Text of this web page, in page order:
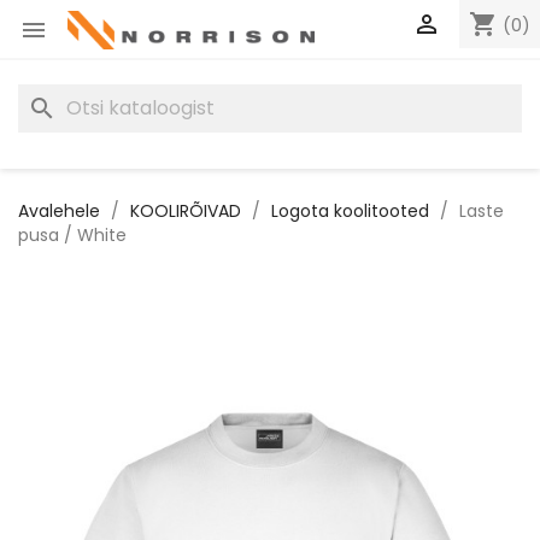
 shopping_cart (0)

search
Avalehele KOOLIRÕIVAD Logota koolitooted
Laste
pusa / White